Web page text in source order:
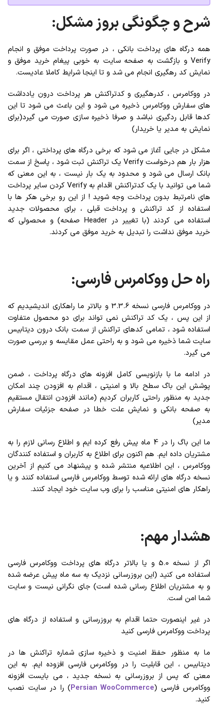
شرح و چگونگی بروز مشکل:
همه درگاه های پرداخت بانکی ، در صورت پرداخت موفق و انجام
Verify و بازگشت به صفحه سایت به خوبی پیغام خرید موفق و
نمایش کد رهگیری انجام می شد و تا اینجا شرایط کاملا عادیست.
در ووکامرس ، کدرهگیری و کدتراکنش هر پرداخت درون یادداشت
های سفارش ووکامرس ذخیره می شود و این باعث می شود تا این
کدها قابل ردگیری نباشد و صرفا ذخیره سازی صورت می گیرد(برای
نمایش به مدیر یا خریدار)
مشکل در جایی آغاز می شود که برخی درگاه های پرداختی ، اگر برای
هزار بار هم درخواست Verify یک تراکنش ثبت شود ، پاسخ از سمت
بانک ارسال می شود و محدود به یک بار نیست ، به این معنی که
شما می توانید با یک کدتراکنش اقدام به Verify کردن سایر پرداخت
های نامرتبط بدون پرداخت وجه شوید ! از این رو برخی هکر ها با
استفاده از کد تراکنش و پرداخت قبلی ، برای محصولات جدید
استفاده می کردند (با تغییر در Header صفحه) و محصولی که
خرید موفق نداشت را تبدیل به خرید موفق می کردند.
راه حل ووکامرس فارسی:
در ووکامرس فارسی نسخه 3.3.6 و بالاتر ما راهکاری اندیشیدیم که
از این پس ، یک کد تراکنش نمی تواند برای دو محصول متفاوت
استفاده شود ، تمامی کدهای تراکنش از سمت بانک درون دیتابیس
سایت شما ذخیره می شود و به راحتی عمل مقایسه و بررسی صورت
می گیرد.
در ادامه ما با بازنویسی کامل افزونه های درگاه پرداخت ، ضمن
پوشش این باگ سطح بالا و امنیتی ، اقدام به افزودن چند امکان
جدید به منظور راحتی کاربران کردیم (مانند افزودن انتقال مستقیم
به صفحه بانکی و نمایش علت خطا در صفحه جزئیات سفارش
مدیر)
ما این باگ را در 4 ماه پیش رفع کرده ایم و اطلاع رسانی لازم را به
مشتریان داده ایم. هم اکنون برای اطلاع به کاربران و استفاده کنندگان
ووکامرس ، این اطلاعیه منتشر شده و پیشنهاد می کنیم از آخرین
نسخه درگاه های ارائه شده توسط ووکامرس فارسی استفاده کنند و یا
راهکار های امنیتی مناسب را برای وب سایت خود ایجاد کنند.
هشدار مهم:
اگر از نسخه 5.0 و یا بالاتر درگاه های پرداخت ووکامرس فارسی
استفاده می کنید (این بروزرسانی نزدیک به سه ماه پیش عرضه شده
و به مشتریان اطلاع رسانی شده است) جای نگرانی نیست و سایت
شما امن است.
در غیر اینصورت حتما اقدام به بروزرسانی و استفاده از درگاه های
پرداخت ووکامرس فارسی کنید
ما به منظور حفظ امنیت و ذخیره سازی شماره تراکنش ها در
دیتابیس ، این قابلیت را در ووکامرس فارسی افزوده ایم. به این
معنی که پس از بروزرسانی به نسخه جدید ، می بایست افزونه
ووکامرس فارسی (Persian WooCommerce) را در سایت نصب
کنید.